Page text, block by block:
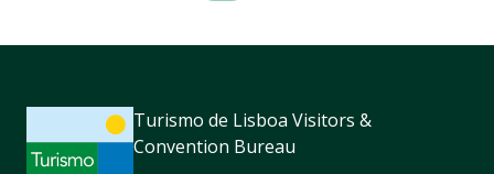
Turismo de Lisboa Visitors &
Convention Bureau